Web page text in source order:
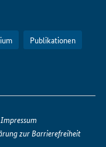
Publikationen
Impressum
zur Barrierefreiheit